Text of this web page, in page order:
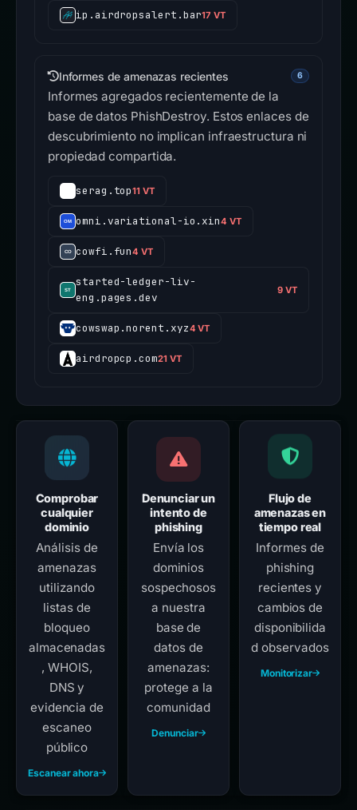
ip.airdropsalert.bar17 VT
Informes de amenazas recientes 6
Informes agregados recientemente de la
base de datos PhishDestroy. Estos enlaces de
descubrimiento no implican infraestructura ni
propiedad compartida.
serag.top11 VT
omni.variational-io.xin4 VT
cowfi.fun4 VT
started-ledger-liv-
eng.pages.dev
9 VT
cowswap.norent.xyz4 VT
airdropcp.com21 VT
Comprobar
cualquier
dominio
Análisis de
amenazas
utilizando
listas de
bloqueo
almacenadas
, WHOIS,
DNS y
evidencia de
escaneo
público
Escanear ahora
Denunciar un
intento de
phishing
Envía los
dominios
sospechosos
a nuestra
base de
datos de
amenazas:
protege a la
comunidad
Denunciar
Flujo de
amenazas en
tiempo real
Informes de
phishing
recientes y
cambios de
disponibilida
d observados
Monitorizar